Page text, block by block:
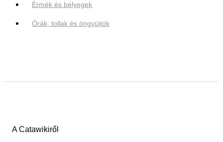
Érmék és bélyegek
Órák, tollak és öngyújtók
A Catawikiről